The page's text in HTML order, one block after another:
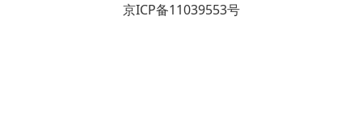
京ICP备11039553号